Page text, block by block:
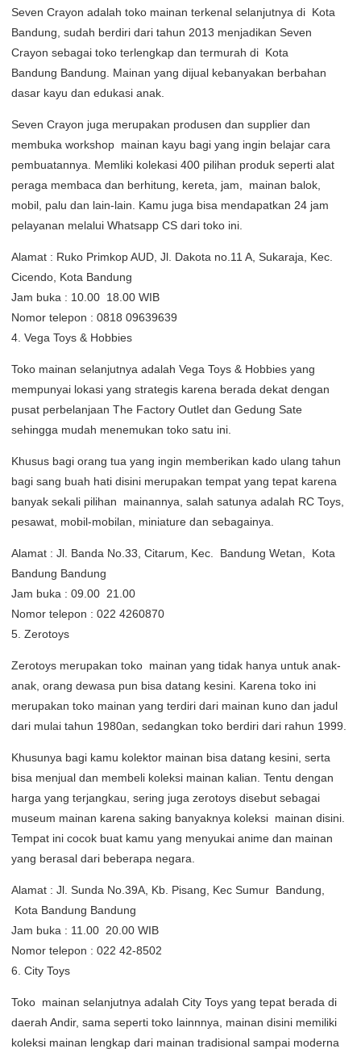
Seven Crayon adalah toko mainan terkenal selanjutnya di Kota
Bandung, sudah berdiri dari tahun 2013 menjadikan Seven
Crayon sebagai toko terlengkap dan termurah di Kota
Bandung Bandung. Mainan yang dijual kebanyakan berbahan
dasar kayu dan edukasi anak.
Seven Crayon juga merupakan produsen dan supplier dan
membuka workshop mainan kayu bagi yang ingin belajar cara
pembuatannya. Memliki kolekasi 400 pilihan produk seperti alat
peraga membaca dan berhitung, kereta, jam, mainan balok,
mobil, palu dan lain-lain. Kamu juga bisa mendapatkan 24 jam
pelayanan melalui Whatsapp CS dari toko ini.
Alamat : Ruko Primkop AUD, Jl. Dakota no.11 A, Sukaraja, Kec.
Cicendo, Kota Bandung
Jam buka : 10.00  18.00 WIB
Nomor telepon : 0818 09639639
4. Vega Toys & Hobbies
Toko mainan selanjutnya adalah Vega Toys & Hobbies yang
mempunyai lokasi yang strategis karena berada dekat dengan
pusat perbelanjaan The Factory Outlet dan Gedung Sate
sehingga mudah menemukan toko satu ini.
Khusus bagi orang tua yang ingin memberikan kado ulang tahun
bagi sang buah hati disini merupakan tempat yang tepat karena
banyak sekali pilihan mainannya, salah satunya adalah RC Toys,
pesawat, mobil-mobilan, miniature dan sebagainya.
Alamat : Jl. Banda No.33, Citarum, Kec. Bandung Wetan, Kota
Bandung Bandung
Jam buka : 09.00  21.00
Nomor telepon : 022 4260870
5. Zerotoys
Zerotoys merupakan toko mainan yang tidak hanya untuk anak-
anak, orang dewasa pun bisa datang kesini. Karena toko ini
merupakan toko mainan yang terdiri dari mainan kuno dan jadul
dari mulai tahun 1980an, sedangkan toko berdiri dari rahun 1999.
Khusunya bagi kamu kolektor mainan bisa datang kesini, serta
bisa menjual dan membeli koleksi mainan kalian. Tentu dengan
harga yang terjangkau, sering juga zerotoys disebut sebagai
museum mainan karena saking banyaknya koleksi mainan disini.
Tempat ini cocok buat kamu yang menyukai anime dan mainan
yang berasal dari beberapa negara.
Alamat : Jl. Sunda No.39A, Kb. Pisang, Kec Sumur Bandung,
Kota Bandung Bandung
Jam buka : 11.00  20.00 WIB
Nomor telepon : 022 42-8502
6. City Toys
Toko mainan selanjutnya adalah City Toys yang tepat berada di
daerah Andir, sama seperti toko lainnnya, mainan disini memiliki
koleksi mainan lengkap dari mainan tradisional sampai moderna